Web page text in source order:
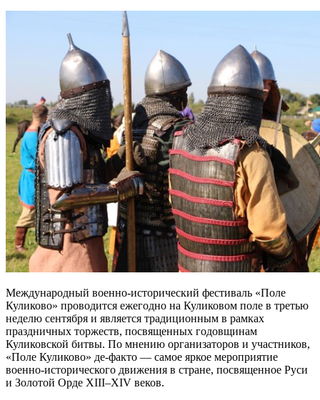
Международный военно-исторический фестиваль «Поле
Куликово» проводится ежегодно на Куликовом поле в третью
неделю сентября и является традиционным в рамках
праздничных торжеств, посвященных годовщинам
Куликовской битвы. По мнению организаторов и участников,
«Поле Куликово» де-факто — самое яркое мероприятие
военно-исторического движения в стране, посвященное Руси
и Золотой Орде XIII–XIV веков.